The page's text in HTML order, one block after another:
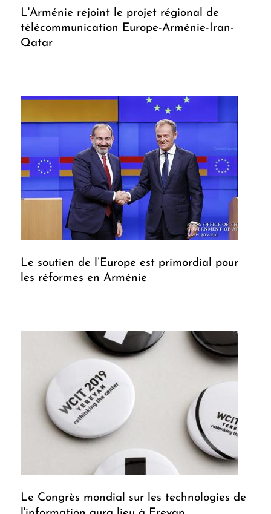
L'Arménie rejoint le projet régional de
télécommunication Europe-Arménie-Iran-
Qatar
Le soutien de l’Europe est primordial pour
les réformes en Arménie
Le Congrès mondial sur les technologies de